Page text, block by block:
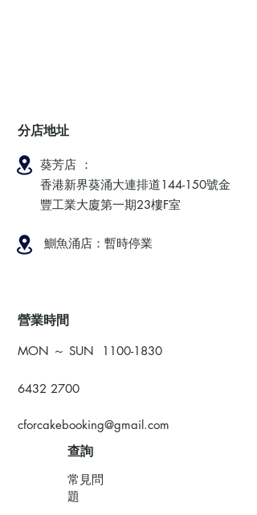
分店地址
葵芳店 ：
香港新界葵涌大連排道144-150號金
豐工業大廈第一期23樓F室
鰂魚涌店：暫時停業
​營業時間
MON ～ SUN 1100-1830
6432 2700
cforcakebooking@gmail.com
查詢
常見問
題